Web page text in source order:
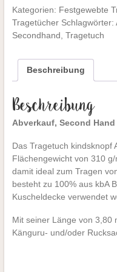
Love
Letters
Menge
Kategorien: Festgewebte
Tragetücher Schlagwörter:
Secondhand, Tragetuch
Beschreibung
Beschreibung
Abverkauf, Second Hand
Das Tragetuch kindsknopf
Flächengewicht von 310
damit ideal zum Tragen
besteht zu 100% aus kbA
Kuscheldecke verwendet
Mit seiner Länge von 3,80
Känguru- und/oder